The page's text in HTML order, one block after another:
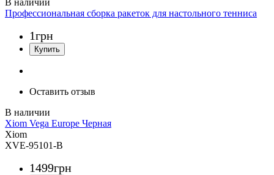
Профессиональная сборка ракеток для настольного тенниса
1грн
Оставить отзыв
Xiom Vega Europe Черная
Xiom
XVE-95101-B
1499грн